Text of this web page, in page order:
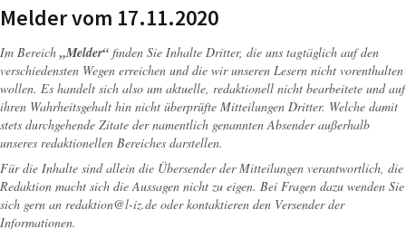
Melder vom 17.11.2020
Im Bereich „Melder“ finden Sie Inhalte Dritter, die uns tagtäglich auf den
verschiedensten Wegen erreichen und die wir unseren Lesern nicht vorenthalten
wollen. Es handelt sich also um aktuelle, redaktionell nicht bearbeitete und auf
ihren Wahrheitsgehalt hin nicht überprüfte Mitteilungen Dritter. Welche damit
stets durchgehende Zitate der namentlich genannten Absender außerhalb
unseres redaktionellen Bereiches darstellen.
Für die Inhalte sind allein die Übersender der Mitteilungen verantwortlich, die
Redaktion macht sich die Aussagen nicht zu eigen. Bei Fragen dazu wenden Sie
sich gern an redaktion@l-iz.de oder kontaktieren den Versender der
Informationen.